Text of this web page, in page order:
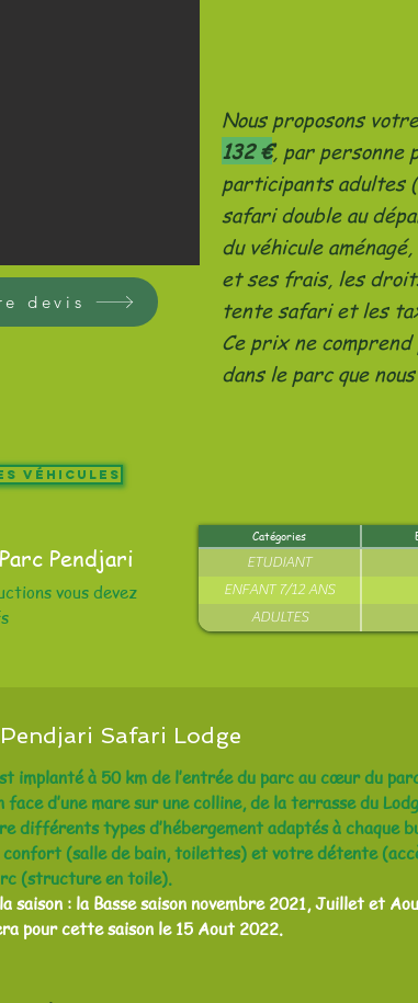
devis
Nous proposons
132 €, par personne
participants adultes
safari double au
du véhicule
et ses frais, les
tente safari et les
Ce prix ne
dans le parc que
véhicules
Pendjari
vous devez
Catégories
ETUDIANT
ENFANT 7/12 ANS
ADULTES
Safari Lodge
implanté à 50 km de l’entrée du parc au cœur du
d’une mare sur une colline, de la terrasse du
différents types d’hébergement adaptés à chaque
(salle de bain, toilettes) et votre détente
(structure en toile).
saison : la Basse saison novembre 2021, Juillet et
pour cette saison le 15 Aout 2022.